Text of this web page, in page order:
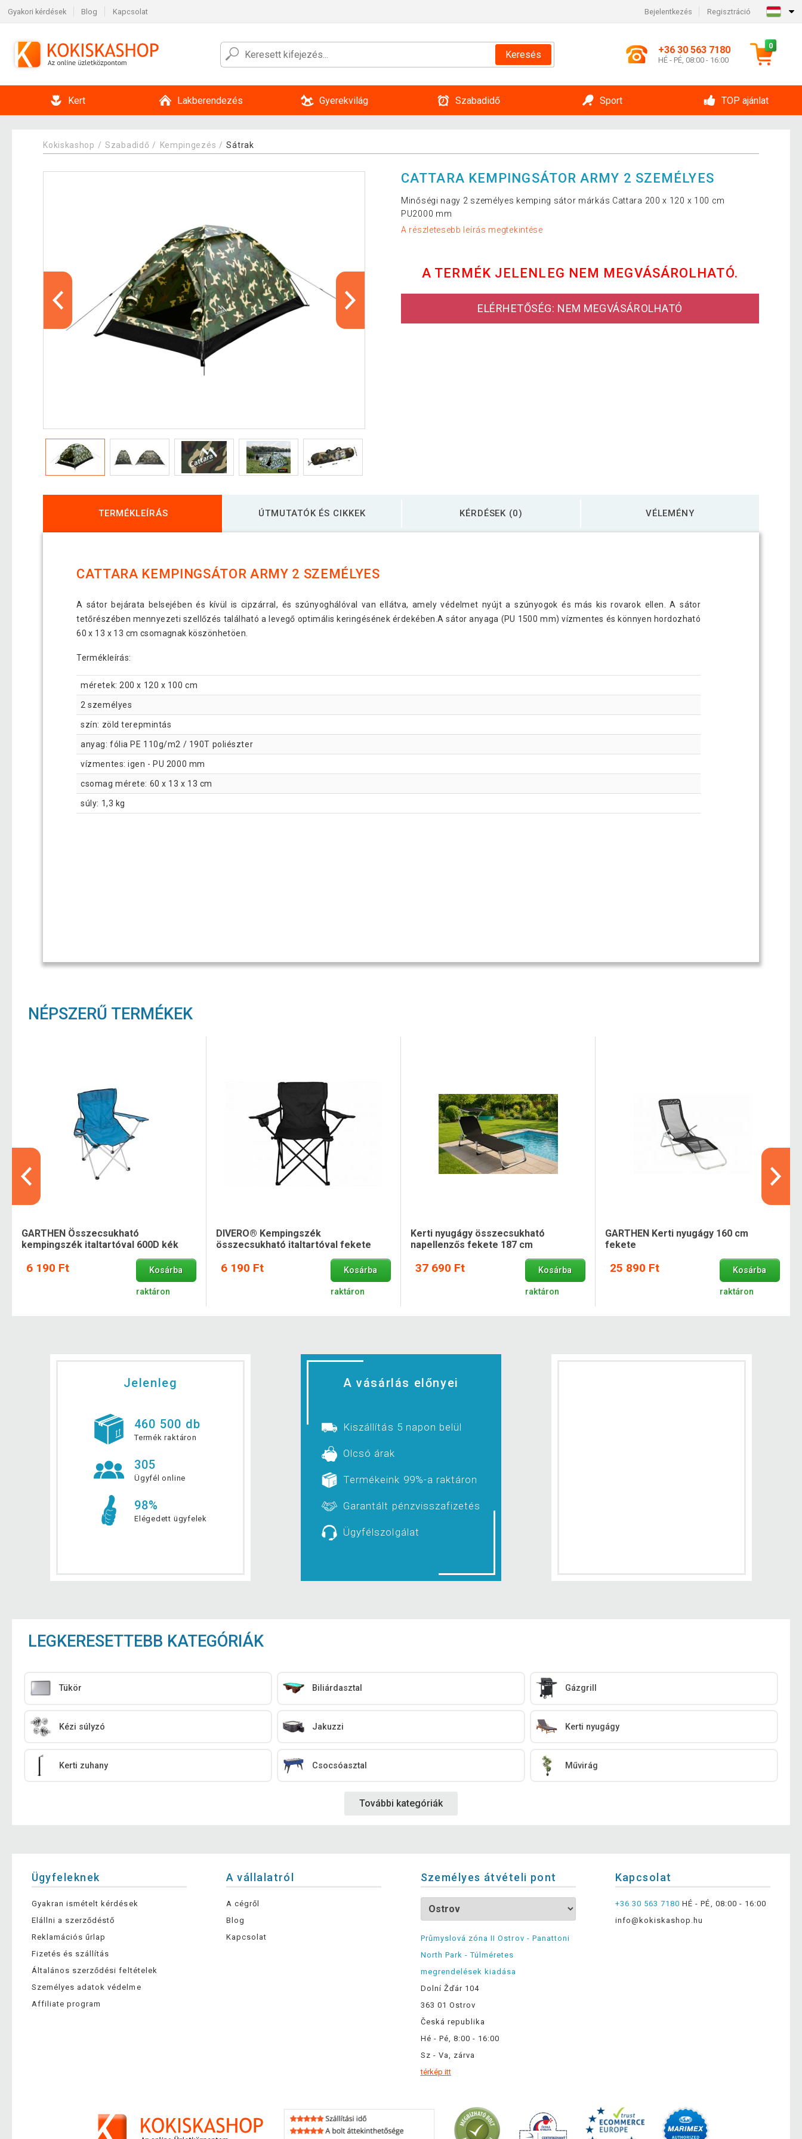
Gyakori kérdések Blog Kapcsolat Bejelentkezés Regisztráció
Keresés +36 30 563 7180
HÉ - PÉ, 08:00 - 16:00
0
Kert Lakberendezés Gyerekvilág Szabadidő Sport TOP ajánlat
Kokiskashop Szabadidő Kempingezés Sátrak
CATTARA KEMPINGSÁTOR ARMY 2 SZEMÉLYES
Minőségi nagy 2 személyes kemping sátor márkás Cattara 200 x 120 x 100 cm
PU2000 mm
A részletesebb leírás megtekintése
A TERMÉK JELENLEG NEM MEGVÁSÁROLHATÓ.
ELÉRHETŐSÉG: NEM MEGVÁSÁROLHATÓ
TERMÉKLEÍRÁS ÚTMUTATÓK ÉS CIKKEK KÉRDÉSEK (0) VÉLEMÉNY
CATTARA KEMPINGSÁTOR ARMY 2 SZEMÉLYES
A sátor bejárata belsejében és kívül is cipzárral, és szúnyoghálóval van ellátva, amely védelmet nyújt a szúnyogok és más kis rovarok ellen. A sátor
tetőrészében mennyezeti szellőzés található a levegő optimális keringésének érdekében.A sátor anyaga (PU 1500 mm) vízmentes és könnyen hordozható
60 x 13 x 13 cm csomagnak köszönhetöen.
Termékleírás:
méretek: 200 x 120 x 100 cm
2 személyes
szín: zöld terepmintás
anyag: fólia PE 110g/m2 / 190T poliészter
vízmentes: igen - PU 2000 mm
csomag mérete: 60 x 13 x 13 cm
súly: 1,3 kg
NÉPSZERŰ TERMÉKEK
GARTHEN Összecsukható
kempingszék italtartóval 600D kék
6 190 Ft Kosárba
raktáron
DIVERO® Kempingszék
összecsukható italtartóval fekete
6 190 Ft Kosárba
raktáron
Kerti nyugágy összecsukható
napellenzős fekete 187 cm
37 690 Ft Kosárba
raktáron
GARTHEN Kerti nyugágy 160 cm
fekete
25 890 Ft Kosárba
raktáron
Jelenleg
460 500 db
Termék raktáron
305
Ügyfél online
98%
Elégedett ügyfelek
A vásárlás előnyei
Kiszállítás 5 napon belül
Olcsó árak
Termékeink 99%-a raktáron
Garantált pénzvisszafizetés
Ügyfélszolgálat
LEGKERESETTEBB KATEGÓRIÁK
Tükör Biliárdasztal Gázgrill
Kézi súlyzó Jakuzzi Kerti nyugágy
Kerti zuhany Csocsóasztal Művirág
További kategóriák
Ügyfeleknek
Gyakran ismételt kérdések
Elállni a szerződéstő
Reklamációs űrlap
Fizetés és szállítás
Általános szerződési feltételek
Személyes adatok védelme
Affiliate program
A vállalatról
A cégről
Blog
Kapcsolat
Személyes átvételi pont
Průmyslová zóna II Ostrov - Panattoni
North Park - Túlméretes
megrendelések kiadása
Dolní Žďár 104
363 01 Ostrov
Česká republika
Hé - Pé, 8:00 - 16:00
Sz - Va, zárva
térkép itt
Kapcsolat
+36 30 563 7180 HÉ - PÉ, 08:00 - 16:00
info@kokiskashop.hu